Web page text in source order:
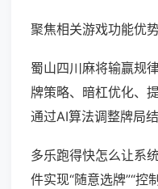
聚焦相关游戏功能优势
蜀山四川麻将输赢规
牌策略、暗杠优化、
通过AI算法调整牌局
多乐跑得快怎么让系
件实现“随意选牌”“控